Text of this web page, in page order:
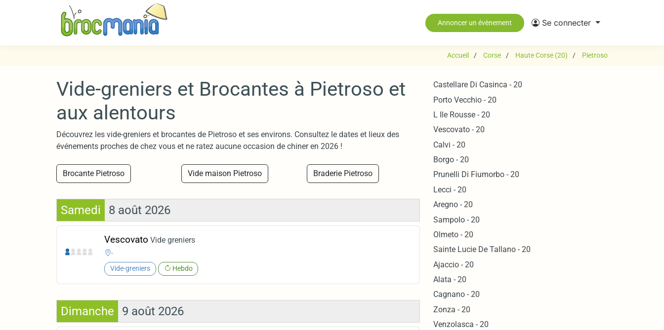
Annoncer un évènement Se connecter
Accueil Corse Haute Corse (20) Pietroso
Vide-greniers et Brocantes à Pietroso et
aux alentours
Découvrez les vide-greniers et brocantes de Pietroso et ses environs. Consultez le dates et lieux des
événements proches de chez vous et ne ratez aucune occasion de chiner en 2026 !
Brocante Pietroso Vide maison Pietroso Braderie Pietroso
Samedi 8 août 2026
Vescovato Vide greniers
-
Vide-greniers Hebdo
Dimanche 9 août 2026
Castellare Di Casinca - 20
Porto Vecchio - 20
L Ile Rousse - 20
Vescovato - 20
Calvi - 20
Borgo - 20
Prunelli Di Fiumorbo - 20
Lecci - 20
Aregno - 20
Sampolo - 20
Olmeto - 20
Sainte Lucie De Tallano - 20
Ajaccio - 20
Alata - 20
Cagnano - 20
Zonza - 20
Venzolasca - 20